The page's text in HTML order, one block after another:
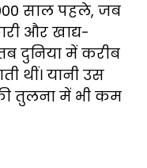
साल पहले, जब
और खाद्य-
दुनिया में करीब
थीं। यानी उस
तुलना में भी कम